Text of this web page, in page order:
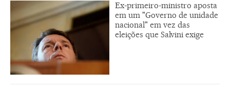
Ex-primeiro-ministro aposta
em um "Governo de unidade
nacional" em vez das
eleições que Salvini exige